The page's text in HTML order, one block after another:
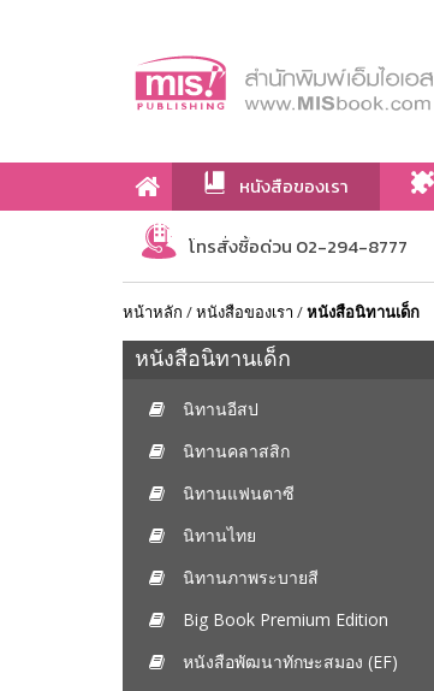
หนังสือของเรา
เกี่ยวกับเรา
โทรสั่งซื้อด่วน 02-294-8777
หน้าหลัก /หนังสือของเรา /หนังสือนิทานเด็ก
หนังสือนิทานเด็ก
นิทานอีสป
นิทานคลาสสิก
นิทานแฟนตาซี
นิทานไทย
นิทานภาพระบายสี
Big Book Premium Edition
หนังสือพัฒนาทักษะสมอง (EF)